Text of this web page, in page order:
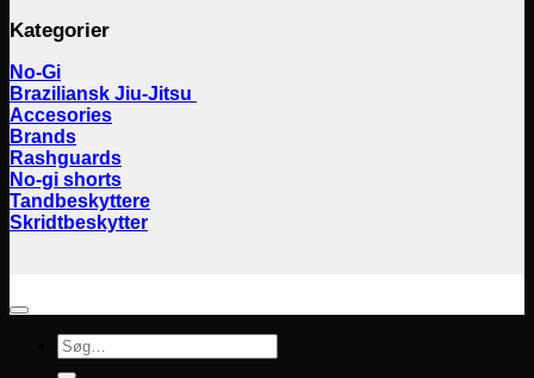
Kategorier
No-Gi
Braziliansk Jiu-Jitsu
Accesories
Brands
Rashguards
No-gi shorts
Tandbeskyttere
Skridtbeskytter
Søg
efter: